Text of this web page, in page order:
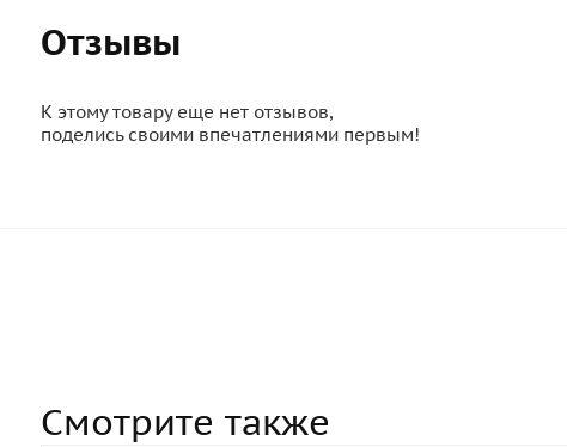
Отзывы
К этому товару еще нет отзывов,
поделись своими впечатлениями первым!
Смотрите также